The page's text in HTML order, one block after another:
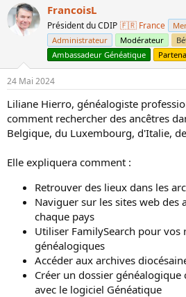
t
e
u
d
l
a
i
s
u
s
n
t
e
d
e
d
é
b
u
FrancoisL
Président du CDIP 🇫🇷 France
Administrateur
Modérateur
Ambassadeur Généatique
24 Mai 2024
Liliane Hierro, généalogiste
comment rechercher des ancêtres
Belgique, du Luxembourg, d'Italie,
Elle expliquera comment :
Retrouver des lieux dans les
Naviguer sur les sites web des
chaque pays
Utiliser FamilySearch pour vos
généalogiques
Accéder aux archives
Créer un dossier
avec le logiciel Généatique